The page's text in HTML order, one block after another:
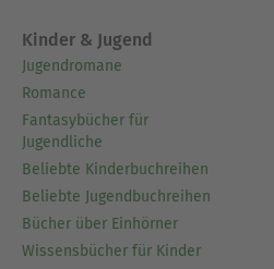
Kinder & Jugend
Jugendromane
Romance
Fantasybücher für
Jugendliche
Beliebte Kinderbuchreihen
Beliebte Jugendbuchreihen
Bücher über Einhörner
Wissensbücher für Kinder